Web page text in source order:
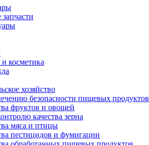
косметика
хозяйство
безопасности пищевых продуктов
фруктов и овощей
качества зерна
мяса и птицы
пестицидов и фумигации